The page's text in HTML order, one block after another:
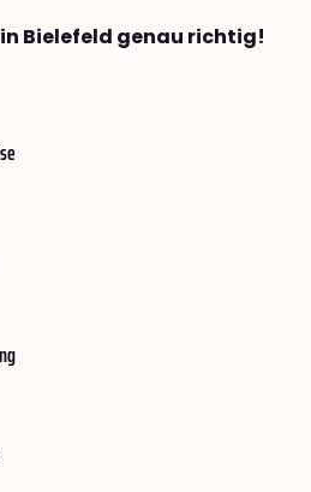
Bielefeld genau richtig!